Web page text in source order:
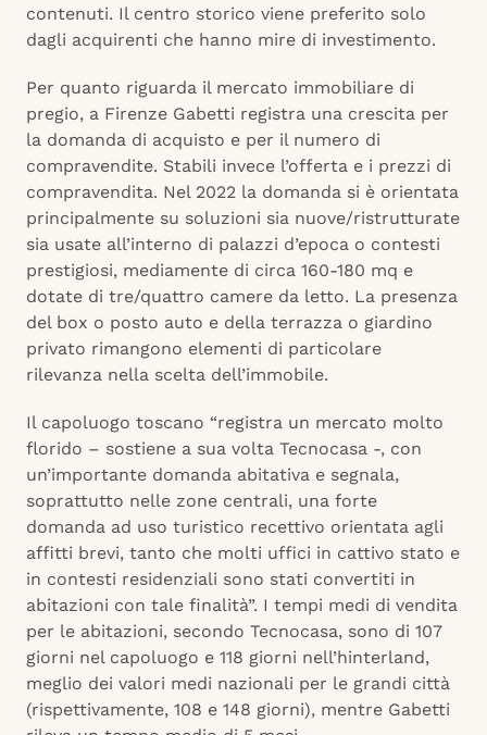
contenuti. Il centro storico viene preferito solo
dagli acquirenti che hanno mire di investimento.
Per quanto riguarda il mercato immobiliare di
pregio, a Firenze Gabetti registra una crescita per
la domanda di acquisto e per il numero di
compravendite. Stabili invece l’offerta e i prezzi di
compravendita. Nel 2022 la domanda si è orientata
principalmente su soluzioni sia nuove/ristrutturate
sia usate all’interno di palazzi d’epoca o contesti
prestigiosi, mediamente di circa 160-180 mq e
dotate di tre/quattro camere da letto. La presenza
del box o posto auto e della terrazza o giardino
privato rimangono elementi di particolare
rilevanza nella scelta dell’immobile.
Il capoluogo toscano “registra un mercato molto
florido – sostiene a sua volta Tecnocasa -, con
un’importante domanda abitativa e segnala,
soprattutto nelle zone centrali, una forte
domanda ad uso turistico recettivo orientata agli
affitti brevi, tanto che molti uffici in cattivo stato e
in contesti residenziali sono stati convertiti in
abitazioni con tale finalità”. I tempi medi di vendita
per le abitazioni, secondo Tecnocasa, sono di 107
giorni nel capoluogo e 118 giorni nell’hinterland,
meglio dei valori medi nazionali per le grandi città
(rispettivamente, 108 e 148 giorni), mentre Gabetti